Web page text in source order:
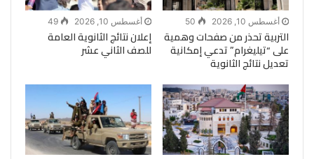
أغسطس 10, 2026 50
التربية تحذر من صفحات وهمية
على “تيليغرام” تدعي إمكانية
تعديل نتائج الثانوية
أغسطس 10, 2026 49
إعلان نتائج الثانوية العامة
للصف الثاني عشر